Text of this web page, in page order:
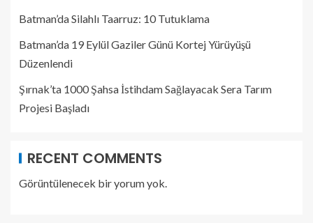
Batman’da Silahlı Taarruz: 10 Tutuklama
Batman’da 19 Eylül Gaziler Günü Kortej Yürüyüşü
Düzenlendi
Şırnak’ta 1000 Şahsa İstihdam Sağlayacak Sera Tarım
Projesi Başladı
RECENT COMMENTS
Görüntülenecek bir yorum yok.